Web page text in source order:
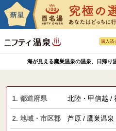
購入済
海が見える鷹巣温泉の温泉、日帰り
1. 都道府県 北陸・甲信越 /
2. 地域・市区郡 芦原 / 鷹巣温泉